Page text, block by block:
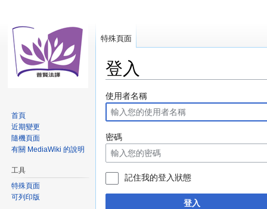
登入
跳
至
導
覽
跳
至
搜
尋
使用者名稱
密碼
記住我的登入狀態
登入
特殊頁面
首頁
近期變更
隨機頁面
有關 MediaWiki 的說明
工具
特殊頁面
可列印版